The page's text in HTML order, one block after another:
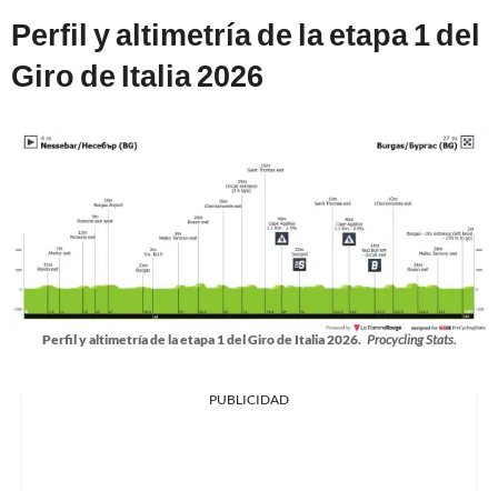
Perfil y altimetría de la etapa 1 del
Giro de Italia 2026
Perfil y altimetría de la etapa 1 del Giro de Italia 2026. Procycling Stats.
PUBLICIDAD